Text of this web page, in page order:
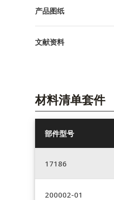
产品图纸
文献资料
材料清单套件
部件型号
17186
200002-01